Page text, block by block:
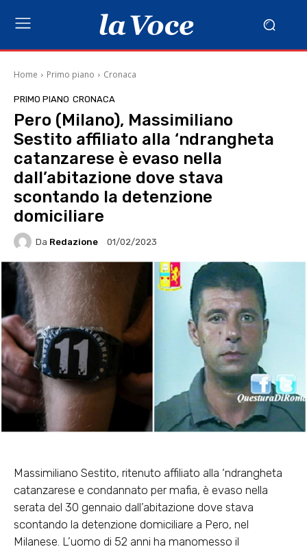
Home Primo piano Cronaca
PRIMO PIANO CRONACA
Pero (Milano), Massimiliano
Sestito affiliato alla ‘ndrangheta
catanzarese è evaso nella
dall’abitazione dove stava
scontando la detenzione
domiciliare
Da Redazione 01/02/2023
Massimiliano Sestito, ritenuto affiliato alla ‘ndrangheta
catanzarese e condannato per mafia, è evaso nella
serata del 30 gennaio dall’abitazione dove stava
scontando la detenzione domiciliare a Pero, nel
Milanese. L’uomo di 52 anni ha manomesso il